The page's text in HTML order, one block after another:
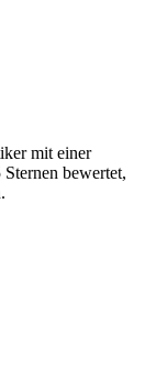
mit einer
bewertet,